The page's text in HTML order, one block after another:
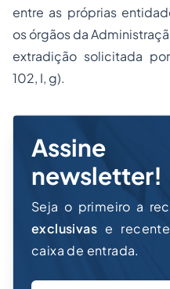
entre as próprias
os órgãos da
extradição solicitada
102, I, g).
Assine
newsletter!
Seja o primeiro a
exclusivas e
caixa de entrada.